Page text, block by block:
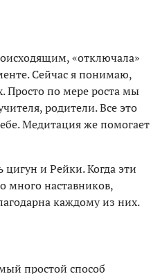
«отключала»
Сейчас я понимаю,
Просто по мере роста мы
родители. Все это
Медитация же помогает
цигун и Рейки. Когда эти
много наставников,
каждому из них.
простой способ